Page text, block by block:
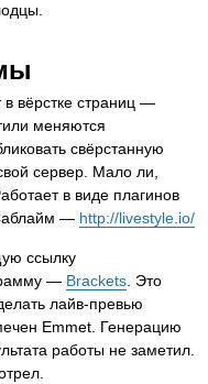
вёрстке страниц —
меняются
свёрстанную
сервер. Мало ли,
в виде плагинов
— http://livestyle.io/
ссылку
— Brackets . Это
лайв-превью
Emmet. Генерацию
работы не заметил.